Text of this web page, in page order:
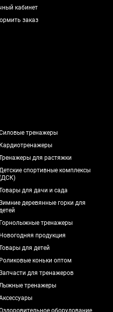
кабинет
заказ
тренажеры
Кардиотренажеры
для растяжки
спортивные комплексы
для дачи и сада
деревянные горки для
Горнолыжные тренажеры
Новогодняя продукция
для детей
Роликовые коньки оптом
для тренажеров
тренажеры
оборудование